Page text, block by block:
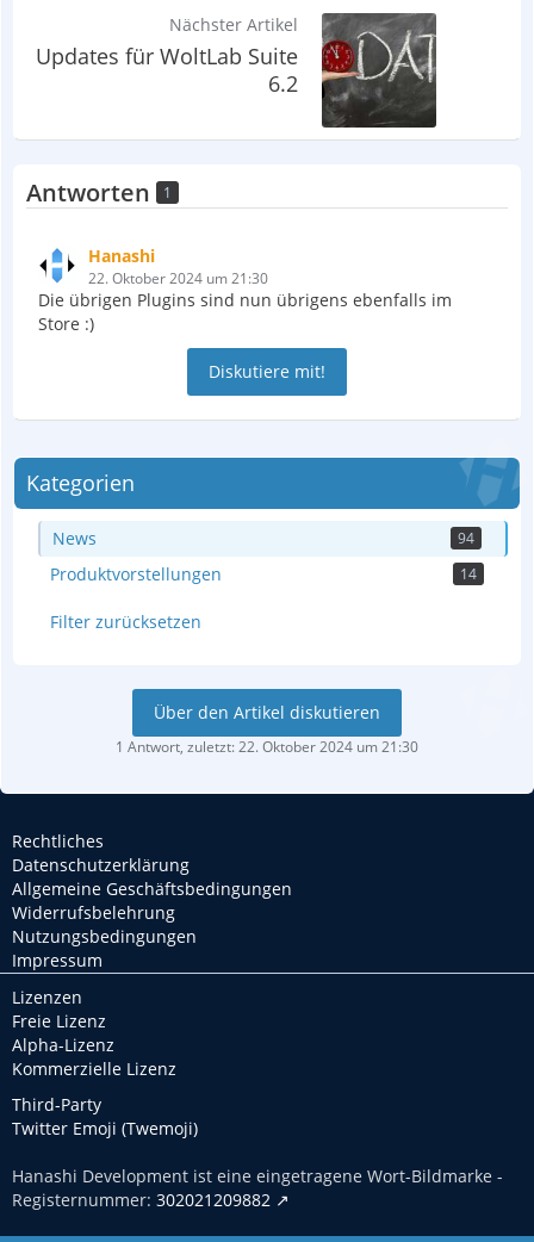
Nächster Artikel
Updates für WoltLab Suite
6.2
Antworten 1
Hanashi
22. Oktober 2024 um 21:30
Die übrigen Plugins sind nun übrigens ebenfalls im
Store :)
Diskutiere mit!
Kategorien
News 94
Produktvorstellungen 14
Filter zurücksetzen
Über den Artikel diskutieren
1 Antwort, zuletzt:22. Oktober 2024 um 21:30
Rechtliches
Datenschutzerklärung
Allgemeine Geschäftsbedingungen
Widerrufsbelehrung
Nutzungsbedingungen
Impressum
Lizenzen
Freie Lizenz
Alpha-Lizenz
Kommerzielle Lizenz
Third-Party
Twitter Emoji (Twemoji)
Hanashi Development ist eine eingetragene Wort-Bildmarke -
Registernummer: 302021209882